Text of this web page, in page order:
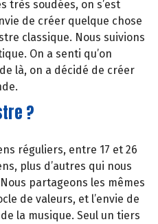
très soudées, on s’est
de créer quelque chose
classique. Nous suivions
On a senti qu’on
là, on a décidé de créer
?
réguliers, entre 17 et 26
plus d’autres qui nous
partageons les mêmes
de valeurs, et l’envie de
la musique. Seul un tiers